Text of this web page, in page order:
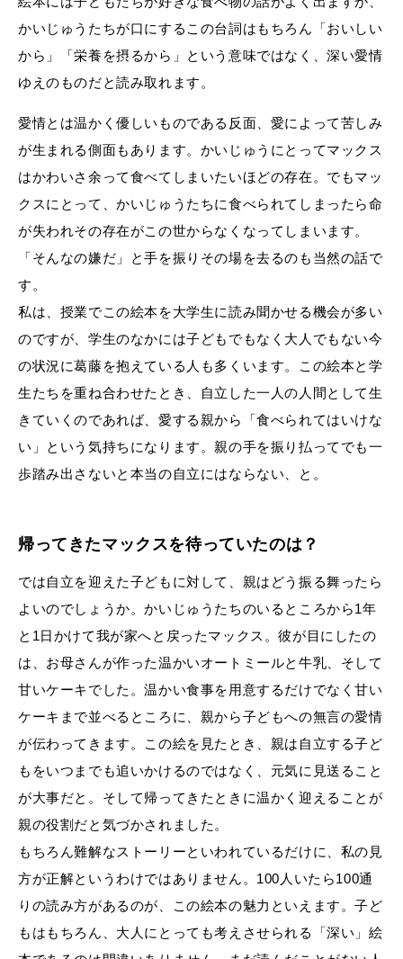
かいじゅうたちが口にするこの台詞はもちろん「おいしい
から」「栄養を摂るから」という意味ではなく、深い愛情
ゆえのものだと読み取れます。
愛情とは温かく優しいものである反面、愛によって苦しみ
が生まれる側面もあります。かいじゅうにとってマックス
はかわいさ余って食べてしまいたいほどの存在。でもマッ
クスにとって、かいじゅうたちに食べられてしまったら命
が失われその存在がこの世からなくなってしまいます。
「そんなの嫌だ」と手を振りその場を去るのも当然の話で
す。
私は、授業でこの絵本を大学生に読み聞かせる機会が多い
のですが、学生のなかには子どもでもなく大人でもない今
の状況に葛藤を抱えている人も多くいます。この絵本と学
生たちを重ね合わせたとき、自立した一人の人間として生
きていくのであれば、愛する親から「食べられてはいけな
い」という気持ちになります。親の手を振り払ってでも一
歩踏み出さないと本当の自立にはならない、と。
帰ってきたマックスを待っていたのは？
では自立を迎えた子どもに対して、親はどう振る舞ったら
よいのでしょうか。かいじゅうたちのいるところから1年
と1日かけて我が家へと戻ったマックス。彼が目にしたの
は、お母さんが作った温かいオートミールと牛乳、そして
甘いケーキでした。温かい食事を用意するだけでなく甘い
ケーキまで並べるところに、親から子どもへの無言の愛情
が伝わってきます。この絵を見たとき、親は自立する子ど
もをいつまでも追いかけるのではなく、元気に見送ること
が大事だと。そして帰ってきたときに温かく迎えることが
親の役割だと気づかされました。
もちろん難解なストーリーといわれているだけに、私の見
方が正解というわけではありません。100人いたら100通
りの読み方があるのが、この絵本の魅力といえます。子ど
もはもちろん、大人にとっても考えさせられる「深い」絵